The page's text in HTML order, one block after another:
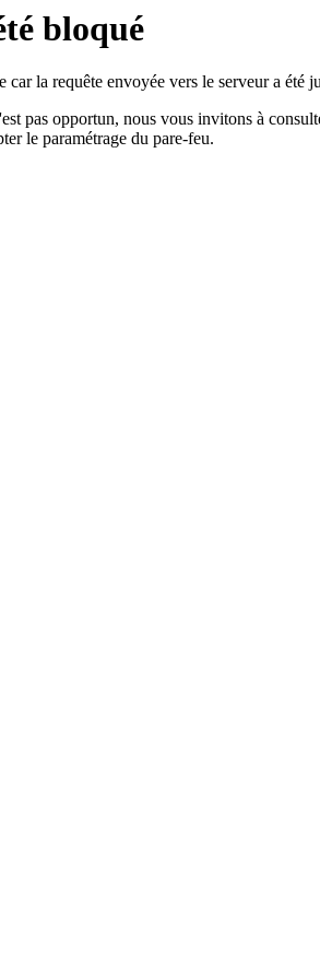
bloqué
la requête envoyée vers le serveur a été
pas opportun, nous vous invitons à
le paramétrage du pare-feu.